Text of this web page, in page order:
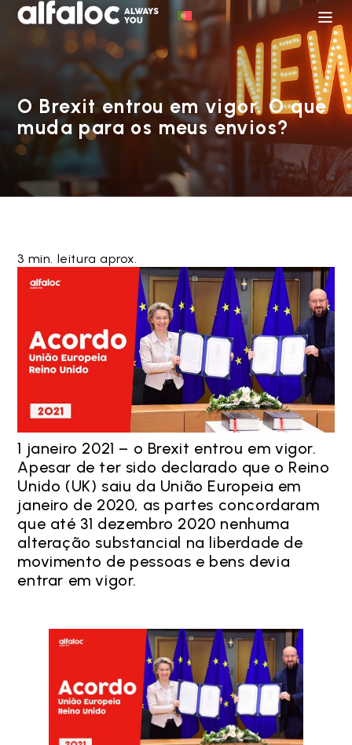
O Brexit entrou em vigor. O que
muda para os meus envios?
3 min. leitura aprox.
1 janeiro 2021 – o Brexit entrou em vigor.
Apesar de ter sido declarado que o Reino
Unido (UK) saiu da União Europeia em
janeiro de 2020, as partes concordaram
que até 31 dezembro 2020 nenhuma
alteração substancial na liberdade de
movimento de pessoas e bens devia
entrar em vigor.